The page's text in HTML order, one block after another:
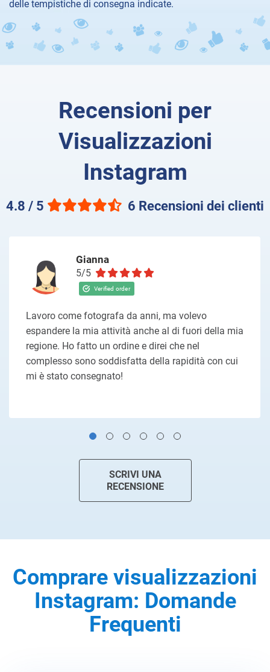
delle tempistiche di consegna indicate.
Recensioni per
Visualizzazioni
Instagram
4.8 / 5 6 Recensioni dei clienti
Gianna
5/5
Lavoro come fotografa da anni, ma volevo
espandere la mia attività anche al di fuori della mia
regione. Ho fatto un ordine e direi che nel
complesso sono soddisfatta della rapidità con cui
mi è stato consegnato!
SCRIVI UNA
RECENSIONE
Comprare visualizzazioni
Instagram: Domande
Frequenti